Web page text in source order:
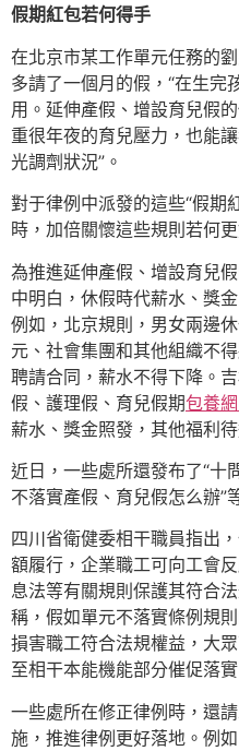
假期紅包若何得手
在北京市某工作單元任務的
多請了一個月的假，“在生完
用。延伸產假、增設育兒假
重很年夜的育兒壓力，也能
光調劑狀況”。
對于律例中派發的這些“假期
時，加倍關懷這些規則若何
為推進延伸產假、增設育兒
中明白，休假時代薪水、獎
例如，北京規則，男女兩邊
元、社會集團和其他組織不
聘請合同，薪水不得下降。
假、護理假、育兒假期包養
薪水、獎金照發，其他福利待
近日，一些處所還發布了“十
不落實產假、育兒假怎么辦”
四川省衛健委相干職員指出
額履行，企業職工可向工會
息法等有關規則保護其符合
稱，假如單元不落實條例規
損害職工符合法規權益，大
至相干本能機能部分催促落實
一些處所在修正律例時，還
施，推進律例更好落地。例